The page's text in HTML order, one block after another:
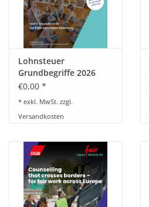
Lohnsteuer
Grundbegriffe 2026
€0,00 *
* exkl. MwSt. zzgl.
Versandkosten